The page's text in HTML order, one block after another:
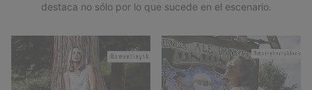
destaca no sólo por lo que sucede en el escenario.